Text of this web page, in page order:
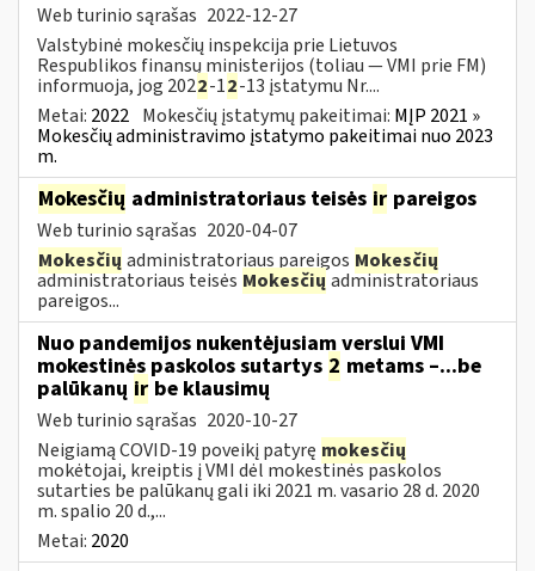
Web turinio sąrašas 2022-12-27
Valstybinė mokesčių inspekcija prie Lietuvos
Respublikos finansų ministerijos (toliau — VMI prie FM)
informuoja, jog 2022-12-13 įstatymu Nr....
Metai: 2022 Mokesčių įstatymų pakeitimai: MĮP 2021 »
Mokesčių administravimo įstatymo pakeitimai nuo 2023
m.
Mokesčių administratoriaus teisės ir pareigos
Web turinio sąrašas 2020-04-07
Mokesčių administratoriaus pareigos Mokesčių
administratoriaus teisės Mokesčių administratoriaus
pareigos...
Nuo pandemijos nukentėjusiam verslui VMI
mokestinės paskolos sutartys 2 metams –...be
palūkanų ir be klausimų
Web turinio sąrašas 2020-10-27
Neigiamą COVID-19 poveikį patyrę mokesčių
mokėtojai, kreiptis į VMI dėl mokestinės paskolos
sutarties be palūkanų gali iki 2021 m. vasario 28 d. 2020
m. spalio 20 d.,...
Metai: 2020